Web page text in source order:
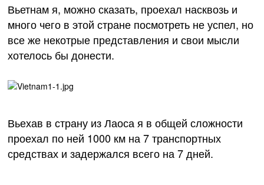
Вьетнам я, можно сказать, проехал насквозь и
много чего в этой стране посмотреть не успел, но
все же некотрые представления и свои мысли
хотелось бы донести.
Вьехав в страну из Лаоса я в общей сложности
проехал по ней 1000 км на 7 транспортных
средствах и задержался всего на 7 дней.